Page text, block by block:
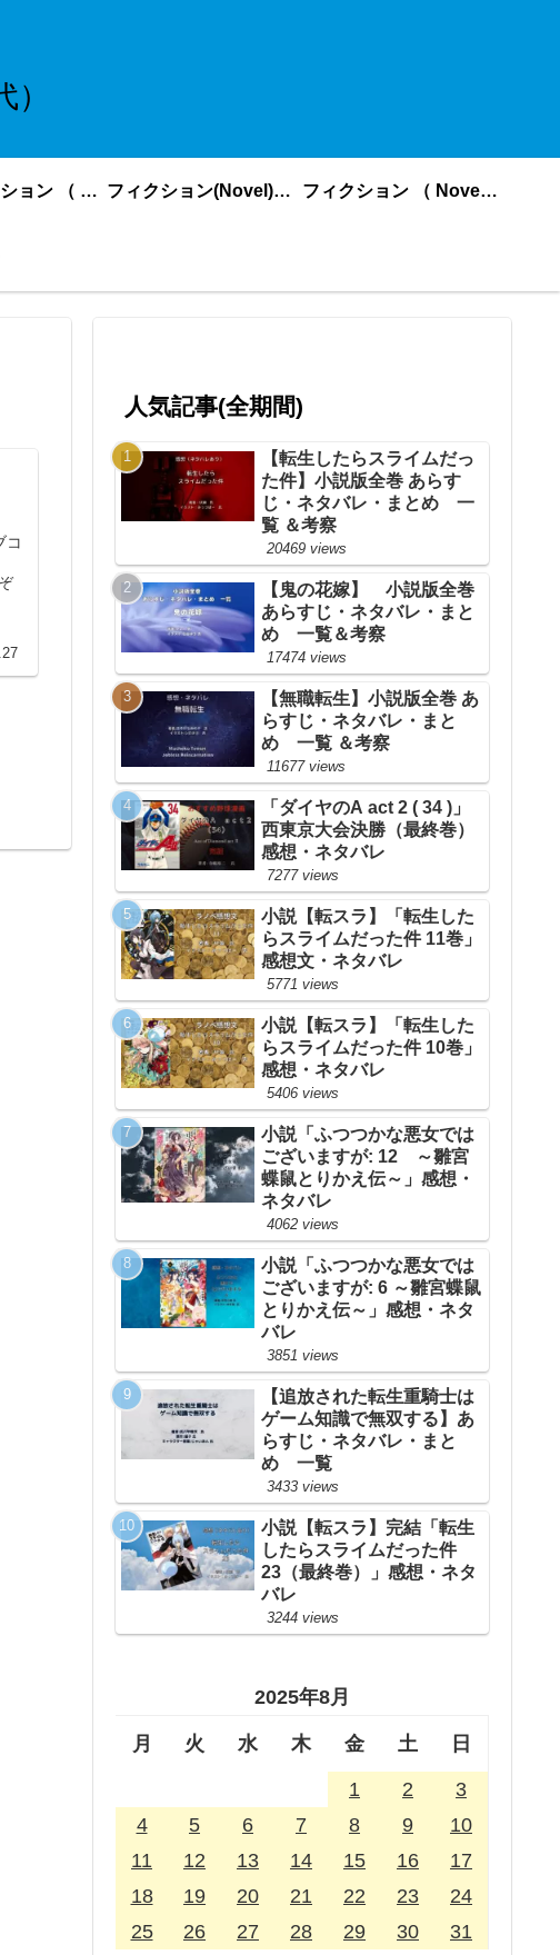
ノンフィクション （ nonfiction ） あいうえお順 フィクション(Novel)更新順 フィクション （ Novel ） あいうえお順
コ
人気記事(全期間)
【転生したらスライムだっ
た件】小説版全巻 あらす
じ・ネタバレ・まとめ 一
覧 ＆考察
20469 views
【鬼の花嫁】 小説版全巻
あらすじ・ネタバレ・まと
め 一覧＆考察
17474 views
【無職転生】小説版全巻 あ
らすじ・ネタバレ・まと
め 一覧 ＆考察
11677 views
「ダイヤのA act 2 ( 34 )」
西東京大会決勝（最終巻）
感想・ネタバレ
7277 views
小説【転スラ】「転生した
らスライムだった件 11巻」
感想文・ネタバレ
5771 views
小説【転スラ】「転生した
らスライムだった件 10巻」
感想・ネタバレ
5406 views
小説「ふつつかな悪女では
ございますが: 12 ～雛宮
蝶鼠とりかえ伝～」感想・
ネタバレ
4062 views
小説「ふつつかな悪女では
ございますが: 6 ～雛宮蝶鼠
とりかえ伝～」感想・ネタ
バレ
3851 views
【追放された転生重騎士は
ゲーム知識で無双する】あ
らすじ・ネタバレ・まと
め 一覧
3433 views
小説【転スラ】完結「転生
したらスライムだった件
23（最終巻）」感想・ネタ
バレ
3244 views
2025年8月
月 火 水 木 金 土 日
1 2
3
4
5 6 7 8 9
10
11
12 13 14 15 16
17
18
19 20 21 22 23
24
25
26 27 28 29 30 31